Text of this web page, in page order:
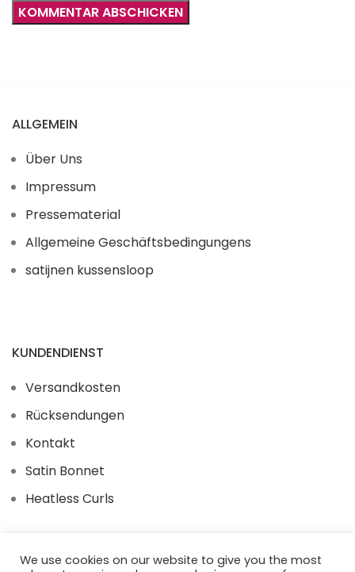
ALLGEMEIN
Über Uns
Impressum
Pressematerial
Allgemeine Geschäftsbedingungens
satijnen kussensloop
KUNDENDIENST
Versandkosten
Rücksendungen
Kontakt
Satin Bonnet
Heatless Curls
We use cookies on our website to give you the most